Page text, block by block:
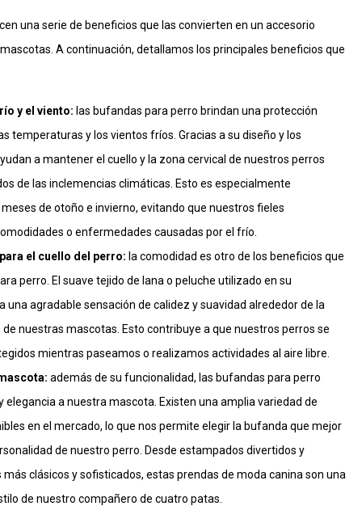
una serie de beneficios que las convierten en un accesorio
A continuación, detallamos los principales beneficios que
y el viento: las bufandas para perro brindan una protección
temperaturas y los vientos fríos. Gracias a su diseño y los
a mantener el cuello y la zona cervical de nuestros perros
de las inclemencias climáticas. Esto es especialmente
de otoño e invierno, evitando que nuestros fieles
o enfermedades causadas por el frío.
el cuello del perro: la comodidad es otro de los beneficios que
perro. El suave tejido de lana o peluche utilizado en su
una agradable sensación de calidez y suavidad alrededor de la
nuestras mascotas. Esto contribuye a que nuestros perros se
mientras paseamos o realizamos actividades al aire libre.
además de su funcionalidad, las bufandas para perro
elegancia a nuestra mascota. Existen una amplia variedad de
en el mercado, lo que nos permite elegir la bufanda que mejor
de nuestro perro. Desde estampados divertidos y
clásicos y sofisticados, estas prendas de moda canina son una
de nuestro compañero de cuatro patas.